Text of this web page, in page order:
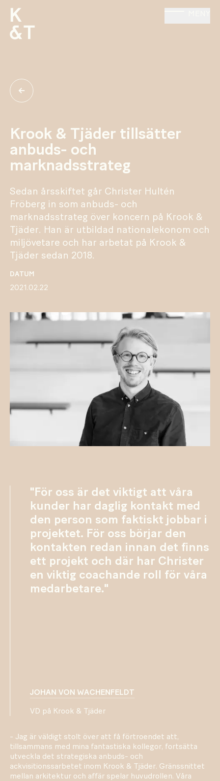
Krook & Tjäder tillsätter
anbuds- och
marknadsstrateg
DATUM
2021.02.22
Sedan årsskiftet går Christer Hultén
Fröberg in som anbuds- och
marknadsstrateg över koncern på Krook &
Tjäder. Han är utbildad nationalekonom och
miljövetare och har arbetat på Krook &
Tjäder sedan 2018.
"För oss är det viktigt att våra
kunder har daglig kontakt med
den person som faktiskt jobbar i
projektet. För oss börjar den
kontakten redan innan det finns
ett projekt och där har Christer
en viktig coachande roll för våra
medarbetare."
JOHAN VON WACHENFELDT
VD på Krook & Tjäder
- Jag är väldigt stolt över att få förtroendet att,
tillsammans med mina fantastiska kollegor, fortsätta
utveckla det strategiska anbuds- och
ackvisitionssarbetet inom Krook & Tjäder. Gränssnittet
mellan arkitektur och affär spelar huvudrollen. Våra